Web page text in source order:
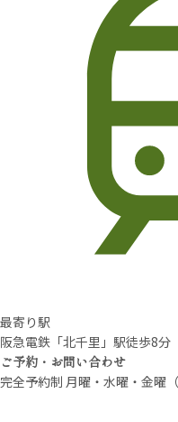
最寄り駅
阪急電鉄「北千里」駅徒歩8分
ご予約・お問い合わせ
完全予約制 月曜・水曜・金曜